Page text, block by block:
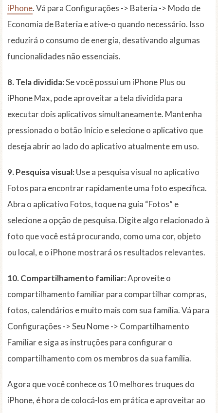
iPhone. Vá para Configurações -> Bateria -> Modo de
Economia de Bateria e ative-o quando necessário. Isso
reduzirá o consumo de energia, desativando algumas
funcionalidades não essenciais.
8. Tela dividida:Se você possui um iPhone Plus ou
iPhone Max, pode aproveitar a tela dividida para
executar dois aplicativos simultaneamente. Mantenha
pressionado o botão Início e selecione o aplicativo que
deseja abrir ao lado do aplicativo atualmente em uso.
9. Pesquisa visual:Use a pesquisa visual no aplicativo
Fotos para encontrar rapidamente uma foto específica.
Abra o aplicativo Fotos, toque na guia “Fotos” e
selecione a opção de pesquisa. Digite algo relacionado à
foto que você está procurando, como uma cor, objeto
ou local, e o iPhone mostrará os resultados relevantes.
10. Compartilhamento familiar:Aproveite o
compartilhamento familiar para compartilhar compras,
fotos, calendários e muito mais com sua família. Vá para
Configurações -> Seu Nome -> Compartilhamento
Familiar e siga as instruções para configurar o
compartilhamento com os membros da sua família.
Agora que você conhece os 10 melhores truques do
iPhone, é hora de colocá-los em prática e aproveitar ao